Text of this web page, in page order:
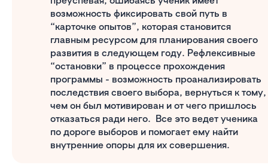
возможность фиксировать свой путь в
“карточке опытов”, которая становится
главным ресурсом для планирования своего
развития в следующем году. Рефлексивные
“остановки” в процессе прохождения
программы - возможность проанализировать
последствия своего выбора, вернуться к тому,
чем он был мотивирован и от чего пришлось
отказаться ради него. Все это ведет ученика
по дороге выборов и помогает ему найти
внутренние опоры для их совершения.